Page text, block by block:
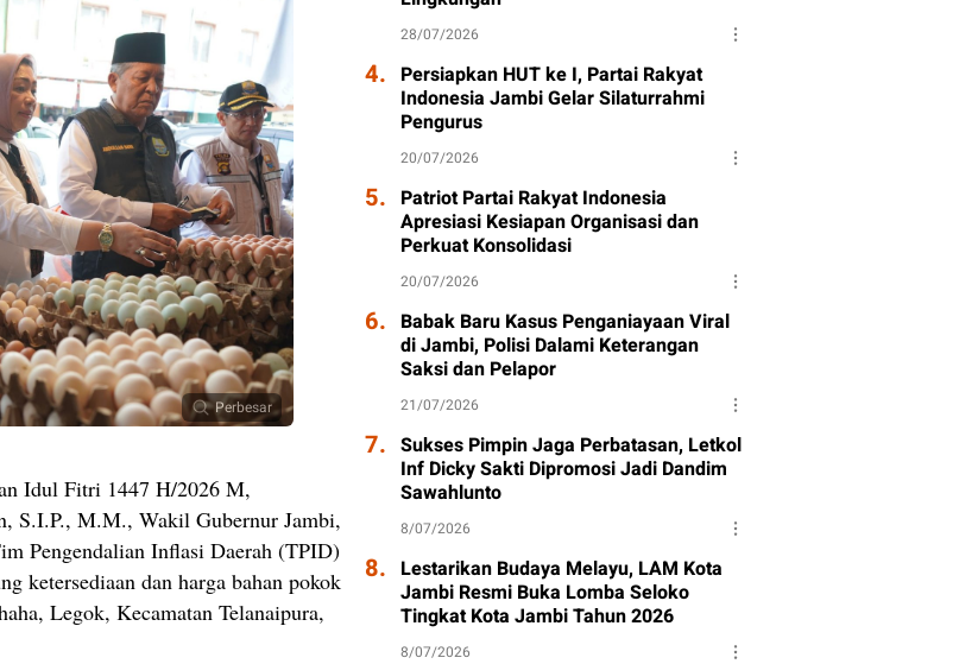
Perbesar
Idul Fitri 1447 H/2026 M,
S.I.P., M.M., Wakil Gubernur Jambi,
Pengendalian Inflasi Daerah (TPID)
ketersediaan dan harga bahan pokok
Legok, Kecamatan Telanaipura,
28/07/2026
4. Persiapkan HUT ke I, Partai Rakyat
Indonesia Jambi Gelar Silaturrahmi
Pengurus
20/07/2026
5. Patriot Partai Rakyat Indonesia
Apresiasi Kesiapan Organisasi dan
Perkuat Konsolidasi
20/07/2026
6. Babak Baru Kasus Penganiayaan Viral
di Jambi, Polisi Dalami Keterangan
Saksi dan Pelapor
21/07/2026
7. Sukses Pimpin Jaga Perbatasan, Letkol
Inf Dicky Sakti Dipromosi Jadi Dandim
Sawahlunto
8/07/2026
8. Lestarikan Budaya Melayu, LAM Kota
Jambi Resmi Buka Lomba Seloko
Tingkat Kota Jambi Tahun 2026
8/07/2026